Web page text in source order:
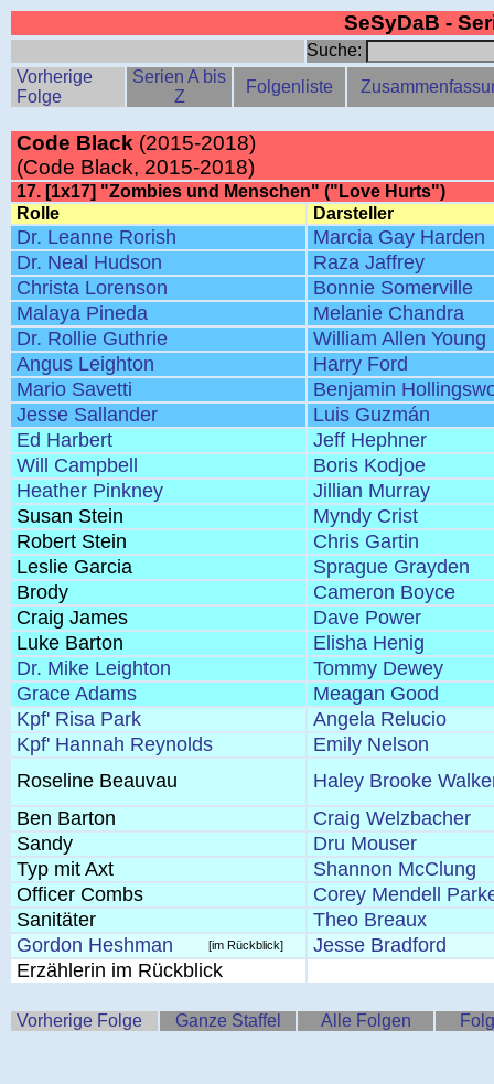
SeSyDaB -
Suche:
Vorherige
Folge
Serien A bis
Z
Folgenliste
Code Black (2015-2018)
(Code Black, 2015-2018)
17. [1x17] "Zombies und Menschen" ("Love Hurts")
Rolle
Darsteller
Dr. Leanne Rorish
Marcia Gay Harden
Dr. Neal Hudson
Raza Jaffrey
Christa Lorenson
Bonnie Somerville
Malaya Pineda
Melanie Chandra
Dr. Rollie Guthrie
William Allen Young
Angus Leighton
Harry Ford
Mario Savetti
Benjamin
Jesse Sallander
Luis Guzmán
Ed Harbert
Jeff Hephner
Will Campbell
Boris Kodjoe
Heather Pinkney
Jillian Murray
Susan Stein
Myndy Crist
Robert Stein
Chris Gartin
Leslie Garcia
Sprague Grayden
Brody
Cameron Boyce
Craig James
Dave Power
Luke Barton
Elisha Henig
Dr. Mike Leighton
Tommy Dewey
Grace Adams
Meagan Good
Kpf' Risa Park
Angela Relucio
Kpf' Hannah Reynolds
Emily Nelson
Roseline Beauvau
Haley Brooke
Ben Barton
Craig Welzbacher
Sandy
Dru Mouser
Typ mit Axt
Shannon McClung
Officer Combs
Corey Mendell
Sanitäter
Theo Breaux
Gordon Heshman
[im Rückblick]
Jesse Bradford
Erzählerin im Rückblick
Vorherige Folge Ganze Staffel Alle Folgen